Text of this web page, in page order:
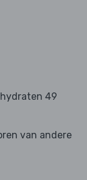
49
van andere